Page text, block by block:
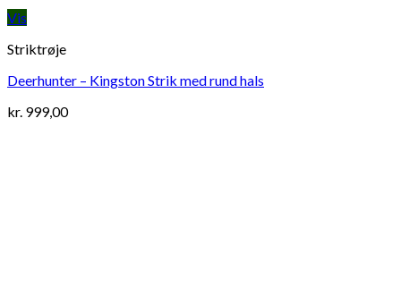
Vis
Striktrøje
Deerhunter – Kingston Strik med rund hals
kr. 999,00